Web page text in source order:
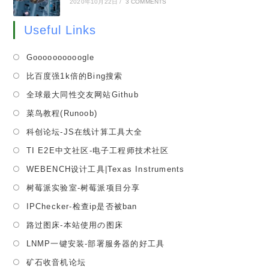
2020年10月22日 / 3 COMMENTS
Useful Links
Goooooooooogle
a
new
tab
比百度强1k倍的Bing搜索
a
tab
全球最大同性交友网站GithubOpens
new
tab
菜鸟教程(Runoob)
a
new
tab
科创论坛-JS在线计算工具大全
a
new
TI E2E中文社区-电子工程师技术社区
a
WEBENCH设计工具|Texas Instruments
树莓派实验室-树莓派项目分享
tab
IPChecker-检查ip是否被ban
new
路过图床-本站使用の图床
a
LNMP一键安装-部署服务器的好工具
矿石收音机论坛